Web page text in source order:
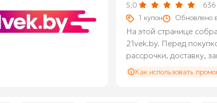
5,0 636
1 купон Обновлено
На этой странице
21vek.by. Перед
рассрочки, доставку,
Как использовать